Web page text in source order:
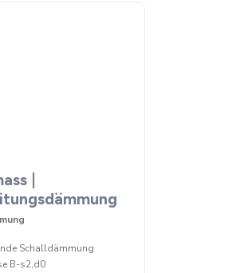
|
Schalldämmung
B-s2,d0